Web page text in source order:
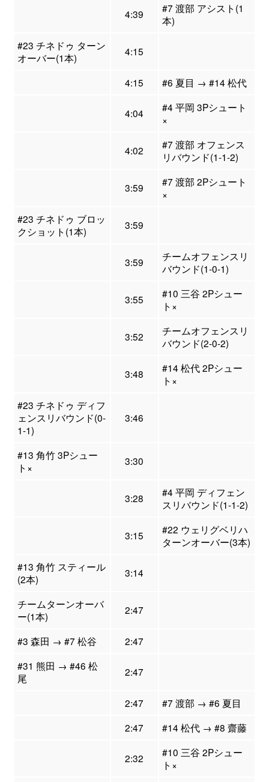
4:39
#7 渡部 アシスト(1
本)
#23 チネドゥ ターン
オーバー(1本)
4:15
4:15 #6 夏目 → #14 松代
4:04
#4 平岡 3Pシュート
×
4:02
#7 渡部 オフェンス
リバウンド(1-1-2)
3:59
#7 渡部 2Pシュート
×
#23 チネドゥ ブロッ
クショット(1本)
3:59
3:59
チームオフェンスリ
バウンド(1-0-1)
3:55
#10 三谷 2Pシュー
ト×
3:52
チームオフェンスリ
バウンド(2-0-2)
3:48
#14 松代 2Pシュー
ト×
#23 チネドゥ ディフ
ェンスリバウンド(0-
1-1)
3:46
#13 角竹 3Pシュー
ト×
3:30
3:28
#4 平岡 ディフェン
スリバウンド(1-1-2)
3:15
#22 ウェリグベリハ
ターンオーバー(3本)
#13 角竹 スティール
(2本)
3:14
チームターンオーバ
ー(1本)
2:47
#3 森田 → #7 松谷
2:47
#31 熊田 → #46 松
尾
2:47
2:47
#7 渡部 → #6 夏目
2:47
#14 松代 → #8 齋藤
2:32
#10 三谷 2Pシュー
ト×